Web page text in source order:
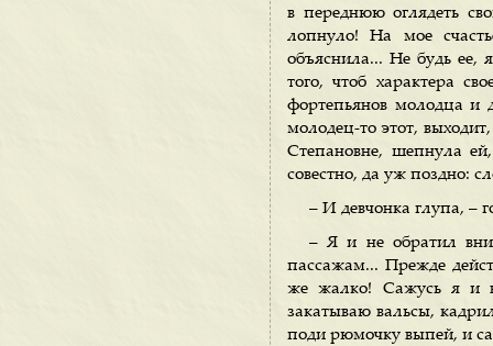
в переднюю оглядеть
лопнуло! На мое
объяснила... Не будь ее,
того, чтоб характера
фортепьянов молодца и
молодец-то этот,
Степановне, шепнула
совестно, да уж поздно:
– И девчонка глупа, –
– Я и не обратил
пассажам... Прежде
же жалко! Сажусь я и
закатываю вальсы,
поди рюмочку выпей, и